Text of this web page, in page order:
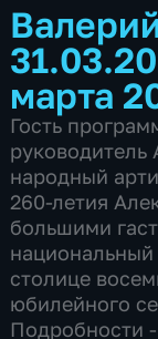
марта
Гость
руководитель
народный
260-летия
большими
национальный
столице
юбилейного
Подробности